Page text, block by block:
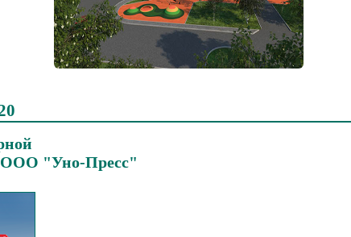
ООО "Уно-Пресс"